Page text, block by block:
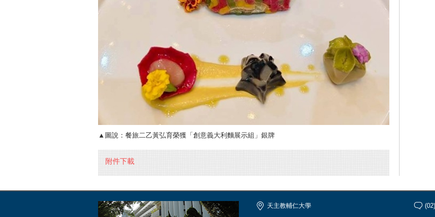
▲圖說：餐旅二乙黃弘育榮獲「創意義大利麵展示組」銀牌
附件下載
天主教輔仁大學